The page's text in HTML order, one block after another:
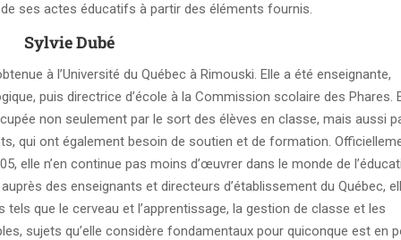
ses actes éducatifs à partir des éléments fournis.
Sylvie Dubé
à l’Université du Québec à Rimouski. Elle a été enseignante,
puis directrice d’école à la Commission scolaire des Phares.
non seulement par le sort des élèves en classe, mais aussi
qui ont également besoin de soutien et de formation.
elle n’en continue pas moins d’œuvrer dans le monde de
des enseignants et directeurs d’établissement du Québec,
tels que le cerveau et l’apprentissage, la gestion de classe et les
sujets qu’elle considère fondamentaux pour quiconque est en